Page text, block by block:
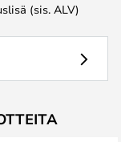
(sis. ALV)